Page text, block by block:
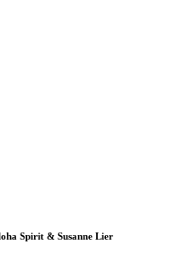
Spirit & Susanne Lier